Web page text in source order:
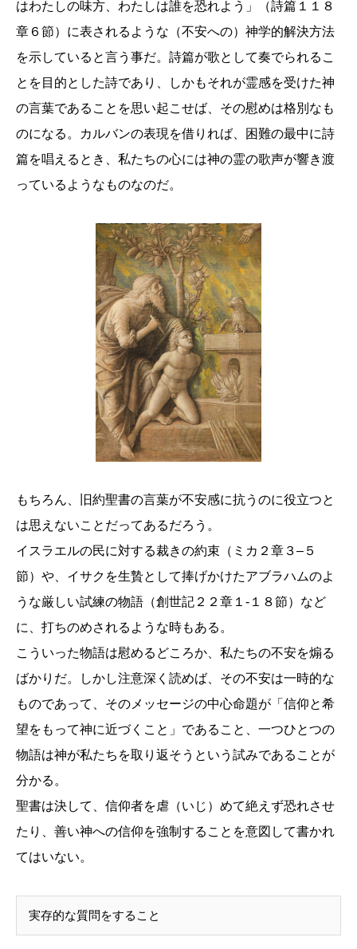
はわたしの味方、わたしは誰を恐れよう」（詩篇１１８
章６節）に表されるような（不安への）神学的解決方法
を示していると言う事だ。詩篇が歌として奏でられるこ
とを目的とした詩であり、しかもそれが霊感を受けた神
の言葉であることを思い起こせば、その慰めは格別なも
のになる。カルバンの表現を借りれば、困難の最中に詩
篇を唱えるとき、私たちの心には神の霊の歌声が響き渡
っているようなものなのだ。
もちろん、旧約聖書の言葉が不安感に抗うのに役立つと
は思えないことだってあるだろう。
イスラエルの民に対する裁きの約束（ミカ２章３–５
節）や、イサクを生贄として捧げかけたアブラハムのよ
うな厳しい試練の物語（創世記２２章１‐１８節）など
に、打ちのめされるような時もある。
こういった物語は慰めるどころか、私たちの不安を煽る
ばかりだ。しかし注意深く読めば、その不安は一時的な
ものであって、そのメッセージの中心命題が「信仰と希
望をもって神に近づくこと」であること、一つひとつの
物語は神が私たちを取り返そうという試みであることが
分かる。
聖書は決して、信仰者を虐（いじ）めて絶えず恐れさせ
たり、善い神への信仰を強制することを意図して書かれ
てはいない。
実存的な質問をすること